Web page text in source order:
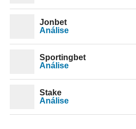
Jonbet
Análise
Sportingbet
Análise
Stake
Análise